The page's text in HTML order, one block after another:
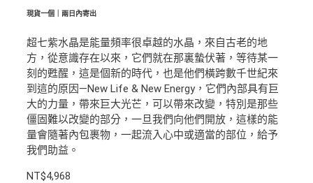
現貨一個｜兩日內寄出
超七紫水晶是能量頻率很卓越的水晶，來自古老的地
方，從意識存在以來，它們就在那裏蟄伏著，等待某一
刻的甦醒，這是個新的時代，也是他們橫跨數千世紀來
到這的原因—New Life & New Energy，它們內部具有巨
大的力量，帶來巨大光芒，可以帶來改變，特別是那些
僵固難以改變的部分，一旦我們向他們開放，這樣的能
量會隨著內包裹物，一起流入心中或適當的部位，給予
我們助益。
NT$4,968